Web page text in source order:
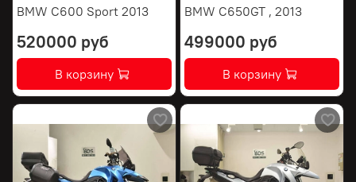
BMW C600 Sport 2013
520000 руб
В корзину
BMW C650GT , 2013
499000 руб
В корзину